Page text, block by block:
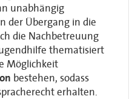
unabhängig
der Übergang in die
die Nachbetreuung
thematisiert
Möglichkeit
bestehen, sodass
erhalten.